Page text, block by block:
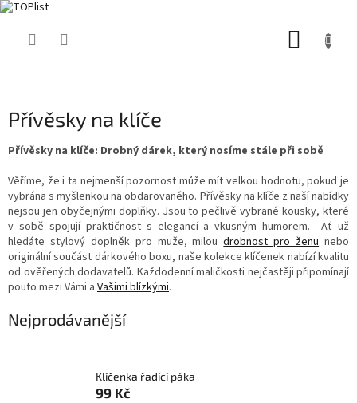
Přívěsky na klíče
Přívěsky na klíče: Drobný dárek, který nosíme stále při sobě
Věříme, že i ta nejmenší pozornost může mít velkou hodnotu, pokud je
vybrána s myšlenkou na obdarovaného. Přívěsky na klíče z naší nabídky
nejsou jen obyčejnými doplňky. Jsou to pečlivě vybrané kousky, které
v sobě spojují praktičnost s elegancí a vkusným humorem. Ať už
hledáte stylový doplněk pro muže, miloudrobnost pro ženu nebo
originální součást dárkového boxu, naše kolekce klíčenek nabízí kvalitu
od ověřených dodavatelů. Každodenní maličkosti nejčastěji připomínají
pouto mezi Vámi a Vašimi blízkými.
Nejprodávanější
Klíčenka řadící páka
99 Kč